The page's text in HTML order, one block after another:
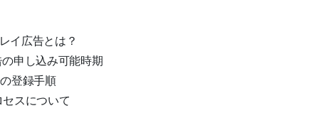
イ広告とは？
申し込み可能時期
登録手順
スについて